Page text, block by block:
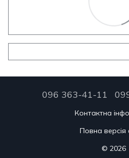
096 363-41-11
Контактна
Повна версія
© 2026